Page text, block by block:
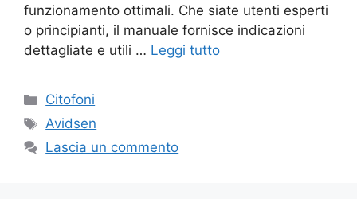
funzionamento ottimali. Che siate utenti esperti
o principianti, il manuale fornisce indicazioni
dettagliate e utili … Leggi tutto
Categorie
Citofoni
Tag
Avidsen
Lascia un commento